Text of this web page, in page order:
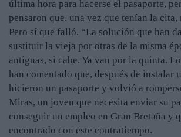
última hora para hacerse el pasaporte,
pensaron que, una vez que tenían la
Pero sí que falló. “La solución que han
sustituir la vieja por otras de la misma
antiguas, si cabe. Ya van por la quinta.
han comentado que, después de instalar
hicieron un pasaporte y volvió a
Miras, un joven que necesita enviar su
conseguir un empleo en Gran Bretaña y
encontrado con este contratiempo.